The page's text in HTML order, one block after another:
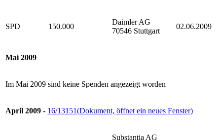
SPD 150.000
Daimler AG
70546 Stuttgart
02.06.2009
Mai 2009
Im Mai 2009 sind keine Spenden angezeigt worden
April 2009 - 16/13151(Dokument, öffnet ein neues Fenster)
Substantia AG